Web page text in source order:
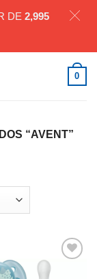
0
“AVENT”
DE 2,995